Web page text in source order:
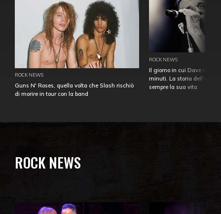
ROCK NEWS
Guns N' Roses, quella volta che Slash rischiò
di morire in tour con la band
ROCK NEWS
Il giorno in cui Dave
minuti. La storia
sempre la sua vita
ROCK NEWS